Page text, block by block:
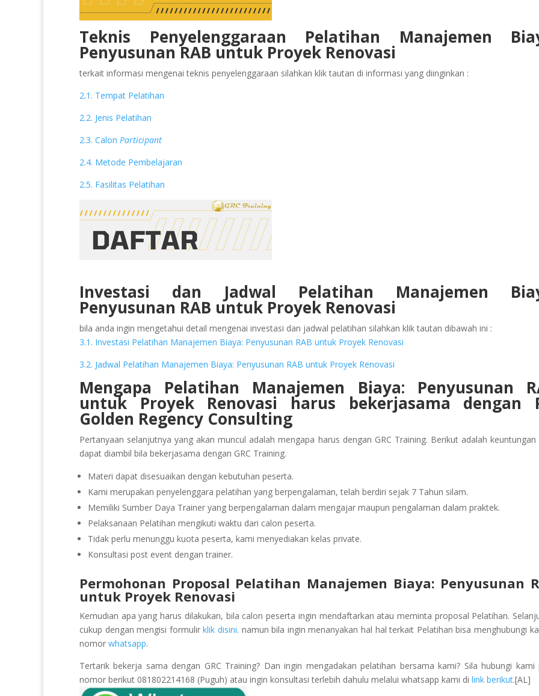
Teknis Penyelenggaraan Pelatihan Manajemen
Penyusunan RAB untuk Proyek Renovasi
terkait informasi mengenai teknis penyelenggaraan silahkan klik tautan di informasi yang diinginkan :
2.1. Tempat Pelatihan
2.2. Jenis Pelatihan
2.3. Calon Participant
2.4. Metode Pembelajaran
2.5. Fasilitas Pelatihan
Investasi dan Jadwal Pelatihan Manajemen
Penyusunan RAB untuk Proyek Renovasi
bila anda ingin mengetahui detail mengenai investasi dan jadwal pelatihan silahkan klik tautan dibawah ini :
3.1. Investasi Pelatihan Manajemen Biaya: Penyusunan RAB untuk Proyek Renovasi
3.2. Jadwal Pelatihan Manajemen Biaya: Penyusunan RAB untuk Proyek Renovasi
Mengapa Pelatihan Manajemen Biaya: Penyusunan
untuk Proyek Renovasi harus bekerjasama dengan
Golden Regency Consulting
Pertanyaan selanjutnya yang akan muncul adalah mengapa harus dengan GRC Training. Berikut adalah keuntungan
dapat diambil bila bekerjasama dengan GRC Training.
Materi dapat disesuaikan dengan kebutuhan peserta.
Kami merupakan penyelenggara pelatihan yang berpengalaman, telah berdiri sejak 7 Tahun silam.
Memiliki Sumber Daya Trainer yang berpengalaman dalam mengajar maupun pengalaman dalam praktek.
Pelaksanaan Pelatihan mengikuti waktu dari calon peserta.
Tidak perlu menunggu kuota peserta, kami menyediakan kelas private.
Konsultasi post event dengan trainer.
Permohonan Proposal Pelatihan Manajemen Biaya: Penyusunan
untuk Proyek Renovasi
Kemudian apa yang harus dilakukan, bila calon peserta ingin mendaftarkan atau meminta proposal Pelatihan.
cukup dengan mengisi formulirklik disini. namun bila ingin menanyakan hal hal terkait Pelatihan bisa menghubungi
nomor whatsapp.
Tertarik bekerja sama dengan GRC Training? Dan ingin mengadakan pelatihan bersama kami? Sila hubungi kami
nomor berikut 081802214168 (Puguh) atau ingin konsultasi terlebih dahulu melalui whatsapp kami di link berikut.[AL]